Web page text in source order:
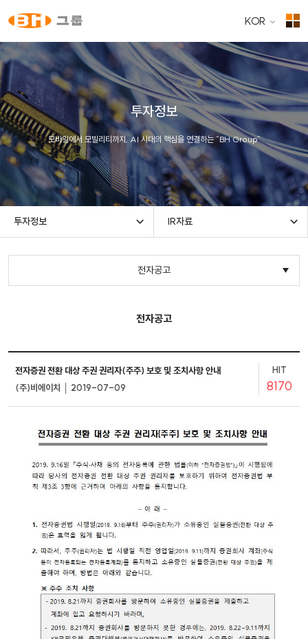
KOR
투자정보
모바일에서 모빌리티까지, AI 시대의 핵심을 연결하는 “BH Group”
투자정보 IR자료
전자공고
전자공고
전자증권 전환 대상 주권 권리자(주주) 보호 및 조치사항 안내
(주)비에이치 │ 2019-07-09
HIT
8170